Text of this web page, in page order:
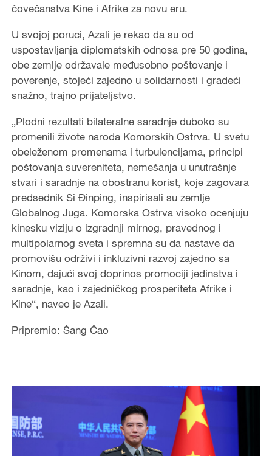
čovečanstva Kine i Afrike za novu eru.
U svojoj poruci, Azali je rekao da su od
uspostavljanja diplomatskih odnosa pre 50 godina,
obe zemlje održavale međusobno poštovanje i
poverenje, stojeći zajedno u solidarnosti i gradeći
snažno, trajno prijateljstvo.
„Plodni rezultati bilateralne saradnje duboko su
promenili živote naroda Komorskih Ostrva. U svetu
obeleženom promenama i turbulencijama, principi
poštovanja suvereniteta, nemešanja u unutrašnje
stvari i saradnje na obostranu korist, koje zagovara
predsednik Si Đinping, inspirisali su zemlje
Globalnog Juga. Komorska Ostrva visoko ocenjuju
kinesku viziju o izgradnji mirnog, pravednog i
multipolarnog sveta i spremna su da nastave da
promovišu održivi i inkluzivni razvoj zajedno sa
Kinom, dajući svoj doprinos promociji jedinstva i
saradnje, kao i zajedničkog prosperiteta Afrike i
Kine“, naveo je Azali.
Pripremio: Šang Čao